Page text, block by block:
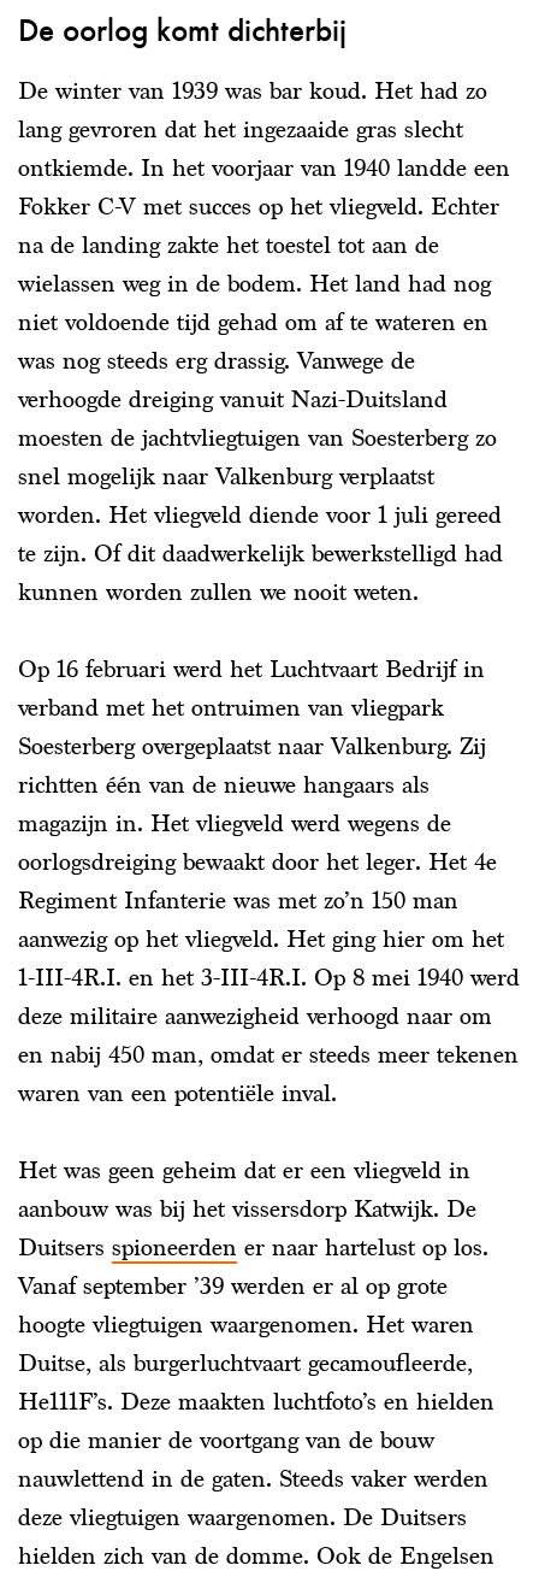
De oorlog komt dichterbij
De winter van 1939 was bar koud. Het had zo
lang gevroren dat het ingezaaide gras slecht
ontkiemde. In het voorjaar van 1940 landde een
Fokker C-V met succes op het vliegveld. Echter
na de landing zakte het toestel tot aan de
wielassen weg in de bodem. Het land had nog
niet voldoende tijd gehad om af te wateren en
was nog steeds erg drassig. Vanwege de
verhoogde dreiging vanuit Nazi-Duitsland
moesten de jachtvliegtuigen van Soesterberg zo
snel mogelijk naar Valkenburg verplaatst
worden. Het vliegveld diende voor 1 juli gereed
te zijn. Of dit daadwerkelijk bewerkstelligd had
kunnen worden zullen we nooit weten.
Op 16 februari werd het Luchtvaart Bedrijf in
verband met het ontruimen van vliegpark
Soesterberg overgeplaatst naar Valkenburg. Zij
richtten één van de nieuwe hangaars als
magazijn in. Het vliegveld werd wegens de
oorlogsdreiging bewaakt door het leger. Het 4e
Regiment Infanterie was met zo’n 150 man
aanwezig op het vliegveld. Het ging hier om het
1-III-4R.I. en het 3-III-4R.I. Op 8 mei 1940 werd
deze militaire aanwezigheid verhoogd naar om
en nabij 450 man, omdat er steeds meer tekenen
waren van een potentiële inval.
Het was geen geheim dat er een vliegveld in
aanbouw was bij het vissersdorp Katwijk. De
Duitsers spioneerden er naar hartelust op los.
Vanaf september ’39 werden er al op grote
hoogte vliegtuigen waargenomen. Het waren
Duitse, als burgerluchtvaart gecamoufleerde,
He111F’s. Deze maakten luchtfoto’s en hielden
op die manier de voortgang van de bouw
nauwlettend in de gaten. Steeds vaker werden
deze vliegtuigen waargenomen. De Duitsers
hielden zich van de domme. Ook de Engelsen